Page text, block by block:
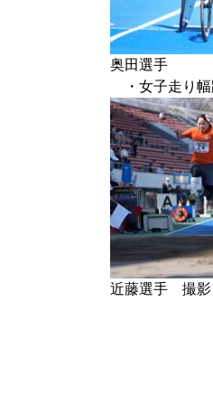
奥田選手
・女子走り幅
近藤選手 撮影